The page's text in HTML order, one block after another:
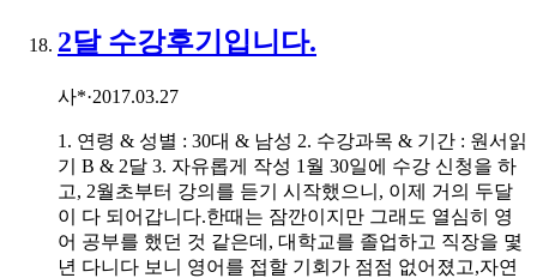
2달 수강후기입니다.
사*·2017.03.27
1. 연령 & 성별 : 30대 & 남성 2. 수강과목 & 기간 : 원서읽
기 B & 2달 3. 자유롭게 작성 1월 30일에 수강 신청을 하
고, 2월초부터 강의를 듣기 시작했으니, 이제 거의 두달
이 다 되어갑니다.한때는 잠깐이지만 그래도 열심히 영
어 공부를 했던 것 같은데, 대학교를 졸업하고 직장을 몇
년 다니다 보니 영어를 접할 기회가 점점 없어졌고,자연